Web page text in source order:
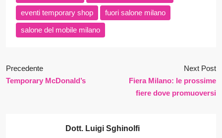
eventi temporary shop fuori salone milano
salone del mobile milano
Precedente
Temporary McDonald’s
Next Post
Fiera Milano: le prossime
fiere dove promuoversi
Dott. Luigi Sghinolfi